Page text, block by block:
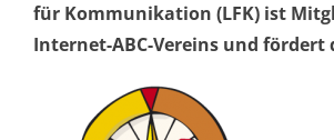
für Kommunikation (LFK) ist
Internet-ABC-Vereins und fördert